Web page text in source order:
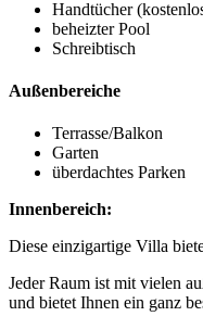
Handtücher
beheizter Pool
Schreibtisch
Außenbereiche
Terrasse/Balkon
Garten
überdachtes Parken
Innenbereich:
Diese einzigartige Villa
Jeder Raum ist mit vielen
und bietet Ihnen ein ganz